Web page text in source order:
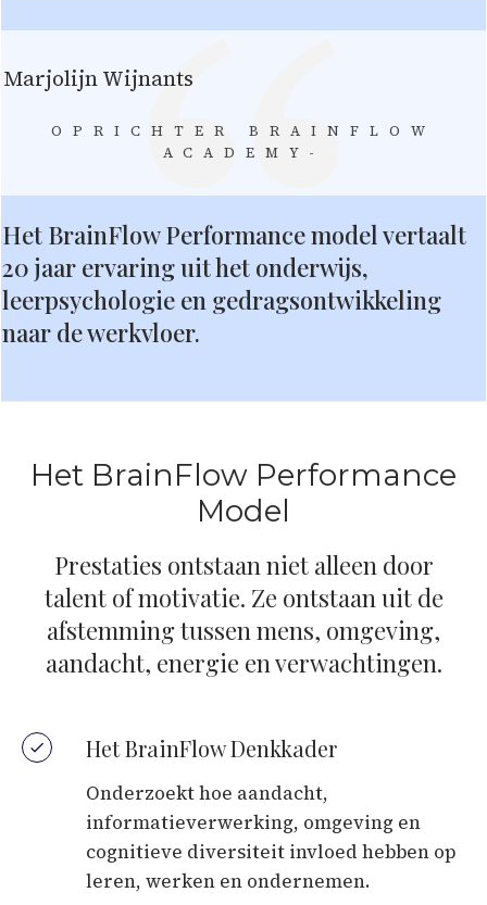
Marjolijn Wijnants
OPRICHTER BRAINFLOW
ACADEMY-
Het BrainFlow Performance model vertaalt
20 jaar ervaring uit het onderwijs,
leerpsychologie en gedragsontwikkeling
naar de werkvloer.
Het BrainFlow Performance
Model
Prestaties ontstaan niet alleen door
talent of motivatie. Ze ontstaan uit de
afstemming tussen mens, omgeving,
aandacht, energie en verwachtingen.
Het BrainFlow Denkkader
Onderzoekt hoe aandacht,
informatieverwerking, omgeving en
cognitieve diversiteit invloed hebben op
leren, werken en ondernemen.